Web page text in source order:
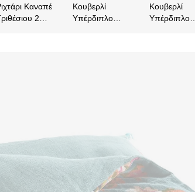
Καναπέ
2
Κουβερλί
Υπέρδιπλο
Κουβερλί
Υπέρδιπλο